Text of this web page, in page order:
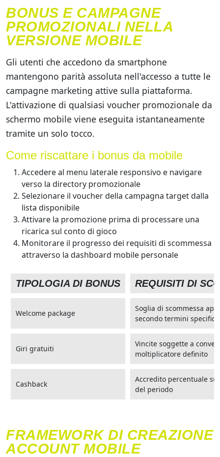
BONUS E CAMPAGNE
PROMOZIONALI NELLA
VERSIONE MOBILE
Gli utenti che accedono da smartphone
mantengono parità assoluta nell'accesso a tutte le
campagne marketing attive sulla piattaforma.
L'attivazione di qualsiasi voucher promozionale da
schermo mobile viene eseguita istantaneamente
tramite un solo tocco.
Come riscattare i bonus da mobile
Accedere al menu laterale responsivo e navigare
verso la directory promozionale
Selezionare il voucher della campagna target dalla
lista disponibile
Attivare la promozione prima di processare una
ricarica sul conto di gioco
Monitorare il progresso dei requisiti di scommessa
attraverso la dashboard mobile personale
TIPOLOGIA DI BONUS REQUISITI DI
Welcome package
Soglia di scommessa
secondo termini specifici
Giri gratuiti
Vincite soggette a
moltiplicatore definito
Cashback
Accredito percentuale
del periodo
FRAMEWORK DI CREAZIONE
ACCOUNT MOBILE